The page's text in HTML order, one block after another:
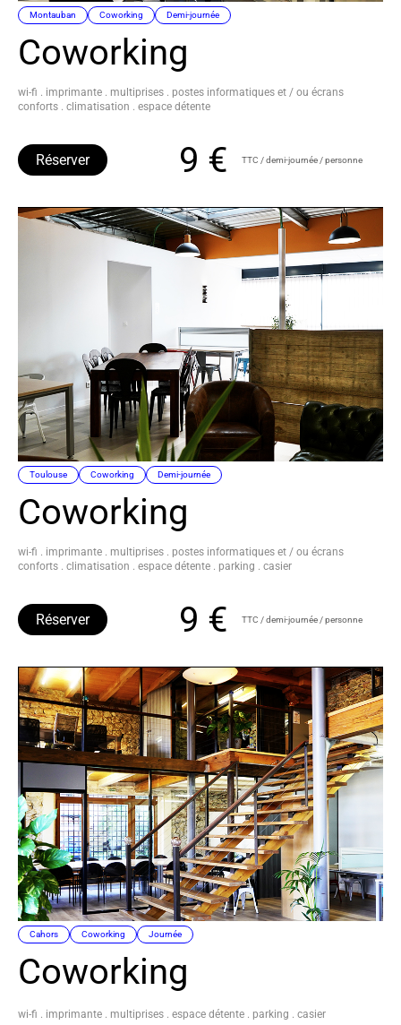
Montauban Coworking Demi-journée
Coworking
wi-fi . imprimante . multiprises . postes informatiques et / ou écrans
conforts . climatisation . espace détente
9 € TTC / demi-journée / personne
Réserver
Toulouse Coworking Demi-journée
Coworking
wi-fi . imprimante . multiprises . postes informatiques et / ou écrans
conforts . climatisation . espace détente . parking . casier
9 € TTC / demi-journée / personne
Réserver
Cahors Coworking Journée
Coworking
wi-fi . imprimante . multiprises . espace détente . parking . casier